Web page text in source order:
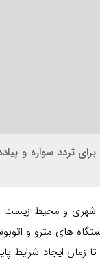
تردد سواره و
شهری و محیط زیست
های مترو و
زمان ایجاد شرایط